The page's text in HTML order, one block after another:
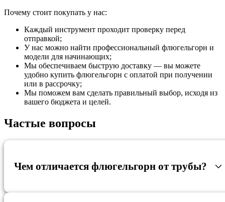
Почему стоит покупать у нас:
Каждый инструмент проходит проверку перед
отправкой;
У нас можно найти профессиональный флюгельгорн и
модели для начинающих;
Мы обеспечиваем быструю доставку — вы можете
удобно купить флюгельгорн с оплатой при получении
или в рассрочку;
Мы поможем вам сделать правильный выбор, исходя из
вашего бюджета и целей.
Частые вопросы
Чем отличается флюгельгорн от трубы?